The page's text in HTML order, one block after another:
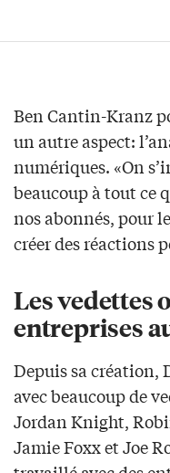
Ben Cantin-Kranz
un autre aspect:
numériques. «On
beaucoup à tout ce
nos abonnés, pour
créer des réactions
Les vedettes
entreprises
Depuis sa création,
avec beaucoup de
Jordan Knight,
Jamie Foxx et Joe